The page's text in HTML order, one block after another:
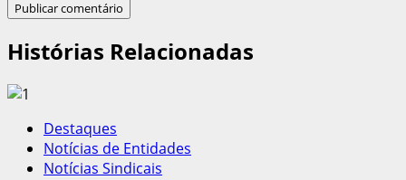
Histórias Relacionadas
Destaques
Notícias de Entidades
Notícias Sindicais